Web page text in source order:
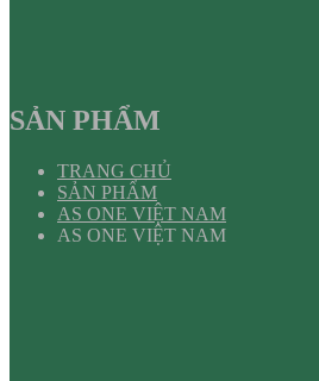
SẢN PHẨM
TRANG CHỦ
SẢN PHẨM
AS ONE VIỆT NAM
AS ONE VIỆT NAM